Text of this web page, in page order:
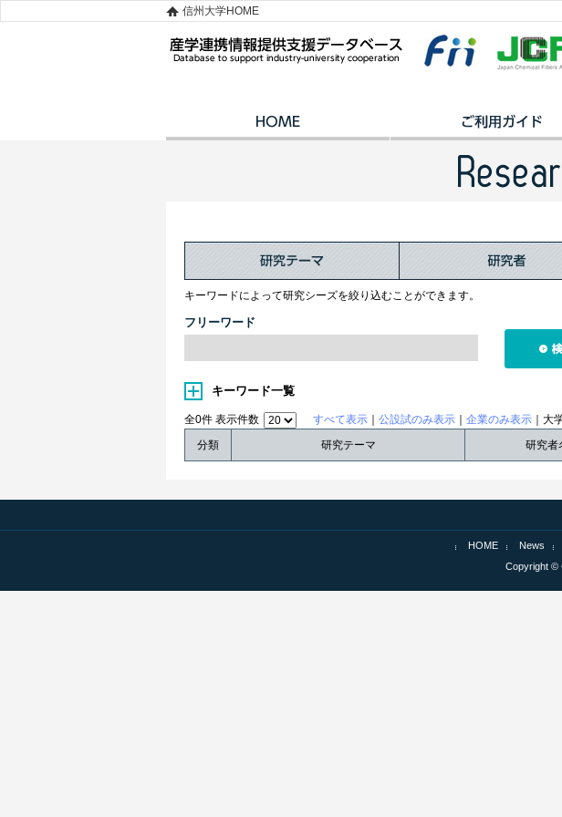
信州大学HOME
キーワードによって研究シーズを絞り込むことができます。
フリーワード
キーワード一覧
全0件 表示件数 すべて表示 公設試のみ表示 企業のみ表示 ｜大
分類
研究テーマ 研究者
HOME News
Copyright ©